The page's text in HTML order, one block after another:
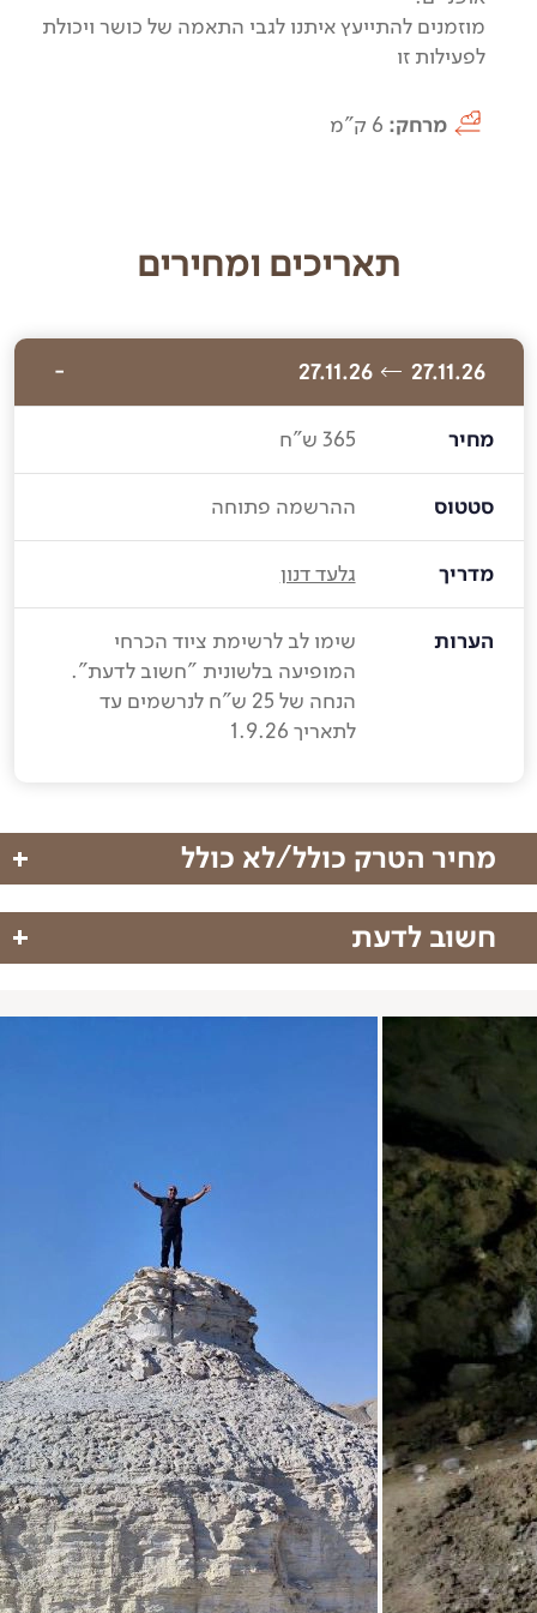
מוזמנים להתייעץ איתנו לגבי התאמה של כושר ויכולת
לפעילות זו
מרחק: 6 ק"מ
תאריכים ומחירים
27.11.26
27.11.26
מחיר 365 ש"ח
סטטוס ההרשמה פתוחה
מדריך גלעד דנון
הערות
שימו לב לרשימת ציוד הכרחי
המופיעה בלשונית "חשוב לדעת".
הנחה של 25 ש"ח לנרשמים עד
לתאריך 1.9.26
מחיר הטרק כולל/לא כולל
מחיר הטרק כולל
הדרכה מקצועית של גלעד דנון
ארגון הטיול
מחיר הטרק אינו כולל
הוצאות הגעה
ארוחות
הוצאות אישיות
שימו לב לרשימת הציוד ההכרחית לטרק זה
בלשונית "חשוב לדעת"
חשוב לדעת
הטרק אתגרי ואינו מיועד לכל מטייל, מוזמנים להתייעץ
איתנו אם אתם לא בטוחים לגבי היכולות
עשוי להיות שינוי במסלול בהתאם לשינויי מזג אוויר
ושיקולי המדריך בשטח. אנא הבנתכם
על המטייל חלה אחריות מלאה לשמור על בטחונו האישי
ושל חבריו לקבוצה.
ההשתתפות בטיול היא מתחילתו ועד סופו. אין אפשרות
להשתתף בפרק זמן חלקי מתוך הטיול.
גיל המטיילים המינימלי הינו 18 שנים
אין לטייל ללא רשימת הציוד המלאה הרשומה כאן למטה.
מדיניות ביטולים
החל מ-24 שעות לאחר הרכישה אין החזר עמלת אשראי
(2%).
מ-10 ימים לפני תאריך היציאה יחויב סכום של 60%
מעלות הטרק.
מ-5 ימים לפני תאריך היציאה יחויב סכום של 80% מעלות
הטרק.
אין החזר כספי החל מ-48 שעות לפני תאריך היציאה.